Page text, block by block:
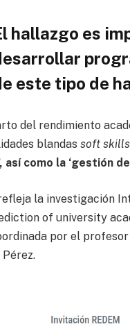
hallazgo es
este tipo de
del rendimiento
blandas soft skills
así como la ‘gestión
la investigación
of university
por el profesor